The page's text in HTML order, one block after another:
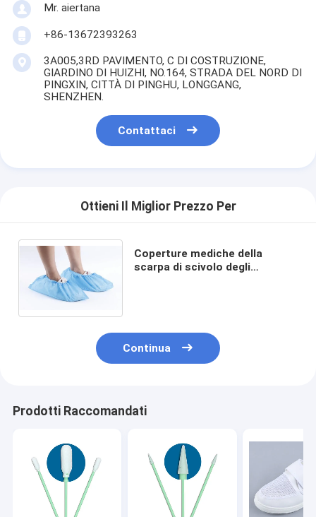
Mr. aiertana
+86-13672393263
3A005,3RD PAVIMENTO, C DI COSTRUZIONE,
GIARDINO DI HUIZHI, NO.164, STRADA DEL NORD DI
PINGXIN, CITTÀ DI PINGHU, LONGGANG,
SHENZHEN.
Contattaci
Ottieni Il Miglior Prezzo Per
Coperture mediche della
scarpa di scivolo degli
Continua
Prodotti Raccomandati